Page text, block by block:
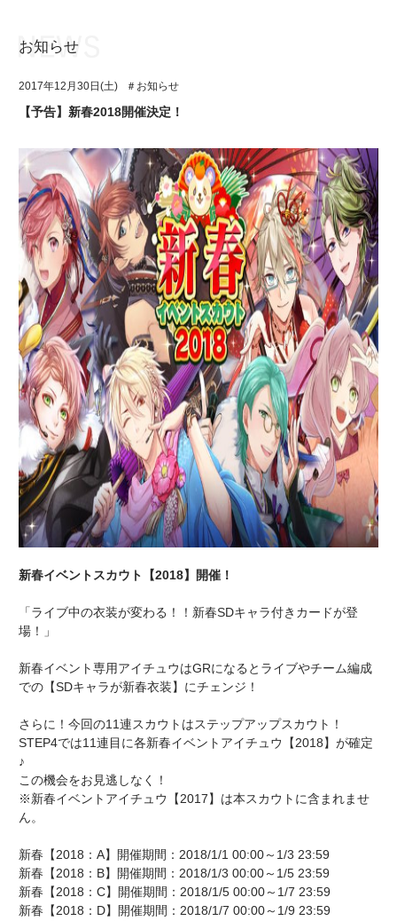
アプリゲーム
イベント・キャンペーン
ミュージック
グッズ・本
ギャラリー
ユニット&キャラクター
アプリゲーム
イベント・キャンペーン
ミュージック
グッズ・本
ギャラリー
お知らせ
2017年12月30日(土) ＃お知らせ
【予告】新春2018開催決定！
新春イベントスカウト【2018】開催！
「ライブ中の衣装が変わる！！新春SDキャラ付きカードが登
場！」
新春イベント専用アイチュウはGRになるとライブやチーム編成
での【SDキャラが新春衣装】にチェンジ！
さらに！今回の11連スカウトはステップアップスカウト！
STEP4では11連目に各新春イベントアイチュウ【2018】が確定
♪
この機会をお見逃しなく！
※新春イベントアイチュウ【2017】は本スカウトに含まれませ
ん。
新春【2018：A】開催期間：2018/1/1 00:00～1/3 23:59
新春【2018：B】開催期間：2018/1/3 00:00～1/5 23:59
新春【2018：C】開催期間：2018/1/5 00:00～1/7 23:59
新春【2018：D】開催期間：2018/1/7 00:00～1/9 23:59